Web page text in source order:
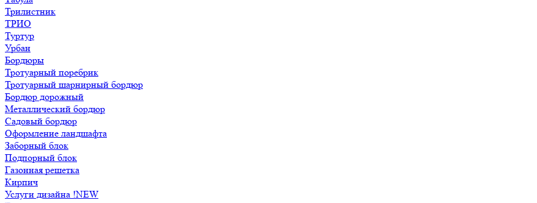
Трилистник
ТРИО
Туртур
Урбан
Бордюры
Тротуарный поребрик
Тротуарный шарнирный бордюр
Бордюр дорожный
Металлический бордюр
Садовый бордюр
Оформление ландшафта
Заборный блок
Подпорный блок
Газонная решетка
Кирпич
Услуги дизайна !NEW